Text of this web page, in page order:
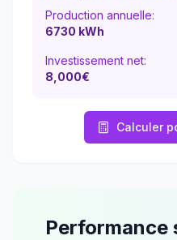
Production annuelle:
6730 kWh
Investissement net:
8,000€
Calculer
Performance